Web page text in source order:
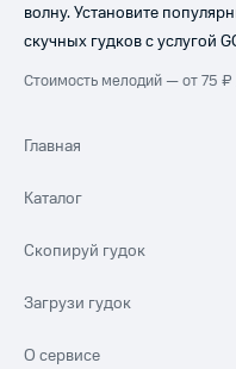
волну. Установите
скучных гудков с услугой
Стоимость мелодий — от 75
Главная
Каталог
Скопируй гудок
Загрузи гудок
О сервисе